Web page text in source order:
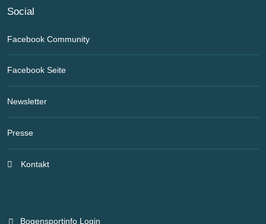
Social
Facebook Community
Facebook Seite
Newsletter
Presse
Kontakt
Bogensportinfo Login